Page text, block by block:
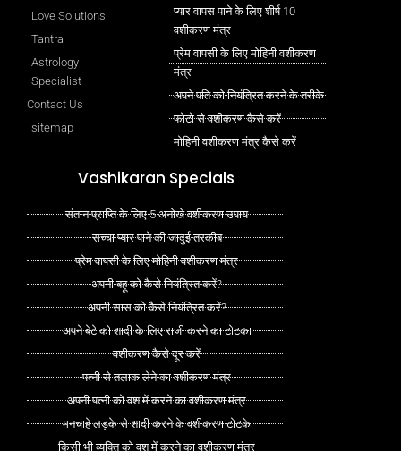
Love Solutions
Tantra
Astrology
Specialist
Contact Us
sitemap
प्यार वापस पाने के लिए शीर्ष 10
वशीकरण मंत्र
प्रेम वापसी के लिए मोहिनी वशीकरण
मंत्र
अपने पति को नियंत्रित करने के तरीके
फोटो से वशीकरण कैसे करें
मोहिनी वशीकरण मंत्र कैसे करें
Vashikaran Specials
संतान प्राप्ति के लिए 5 अनोखे वशीकरण उपाय
सच्चा प्यार पाने की जादुई तरकीब
प्रेम वापसी के लिए मोहिनी वशीकरण मंत्र
अपनी बहू को कैसे नियंत्रित करें?
अपनी सास को कैसे नियंत्रित करें?
अपने बेटे को शादी के लिए राजी करने का टोटका
वशीकरण कैसे दूर करें
पत्नी से तलाक लेने का वशीकरण मंत्र
अपनी पत्नी को वश में करने का वशीकरण मंत्र
मनचाहे लड़के से शादी करने के वशीकरण टोटके
किसी भी व्यक्ति को वश में करने का वशीकरण मंत्र